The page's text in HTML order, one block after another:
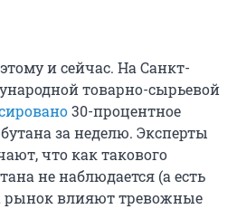
и сейчас. На Санкт-
товарно-сырьевой
30-процентное
за неделю. Эксперты
что как такового
не наблюдается (а есть
рынок влияют тревожные